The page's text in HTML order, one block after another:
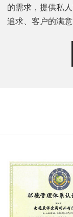
的需求，提供私
追求、客户的满